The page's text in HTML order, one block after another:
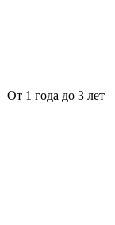
От 1 года до 3 лет